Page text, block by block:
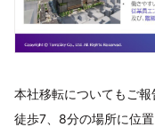
本社移転についてもご
徒歩7、8分の場所に位